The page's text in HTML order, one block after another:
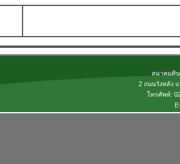
สมาคมศิษ
2 ถนนวังหลัง
โทรศัพท์: